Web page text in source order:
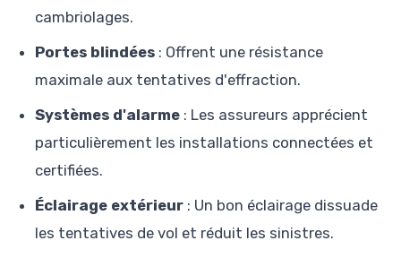
cambriolages.
Portes blindées : Offrent une résistance
maximale aux tentatives d'effraction.
Systèmes d'alarme : Les assureurs apprécient
particulièrement les installations connectées et
certifiées.
Éclairage extérieur : Un bon éclairage dissuade
les tentatives de vol et réduit les sinistres.